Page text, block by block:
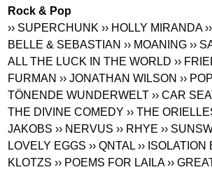
Rock & Pop
›› SUPERCHUNK ›› HOLLY MIRANDA
BELLE & SEBASTIAN ›› MOANING ››
ALL THE LUCK IN THE WORLD ››
FURMAN ›› JONATHAN WILSON ››
TÖNENDE WUNDERWELT ›› CAR
THE DIVINE COMEDY ›› THE
JAKOBS ›› NERVUS ›› RHYE ››
LOVELY EGGS ›› QNTAL ›› ISOLATION
KLOTZS ›› POEMS FOR LAILA ››